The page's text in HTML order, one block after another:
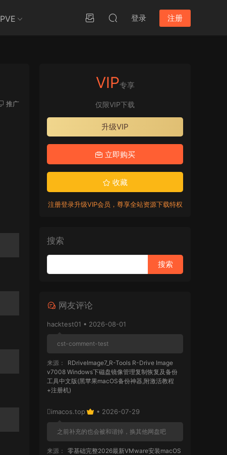
PVE 登录 注册
推广
VIP专享
仅限VIP下载
升级VIP
立即购买
收藏
注册登录升级VIP会员，尊享全站资源下载特权
搜索
网友评论
hacktest01 • 2026-08-01
cst-comment-test
来源：
RDriveImage7_R-Tools R-Drive Image
v7008 Windows下磁盘镜像管理复制恢复及备份
工具中文版(黑苹果macOS备份神器,附激活教程
+注册机)
imacos.top • 2026-07-29
之前补充的也会被和谐掉，换其他网盘吧
来源：
零基础完整2026最新VMware安装macOS